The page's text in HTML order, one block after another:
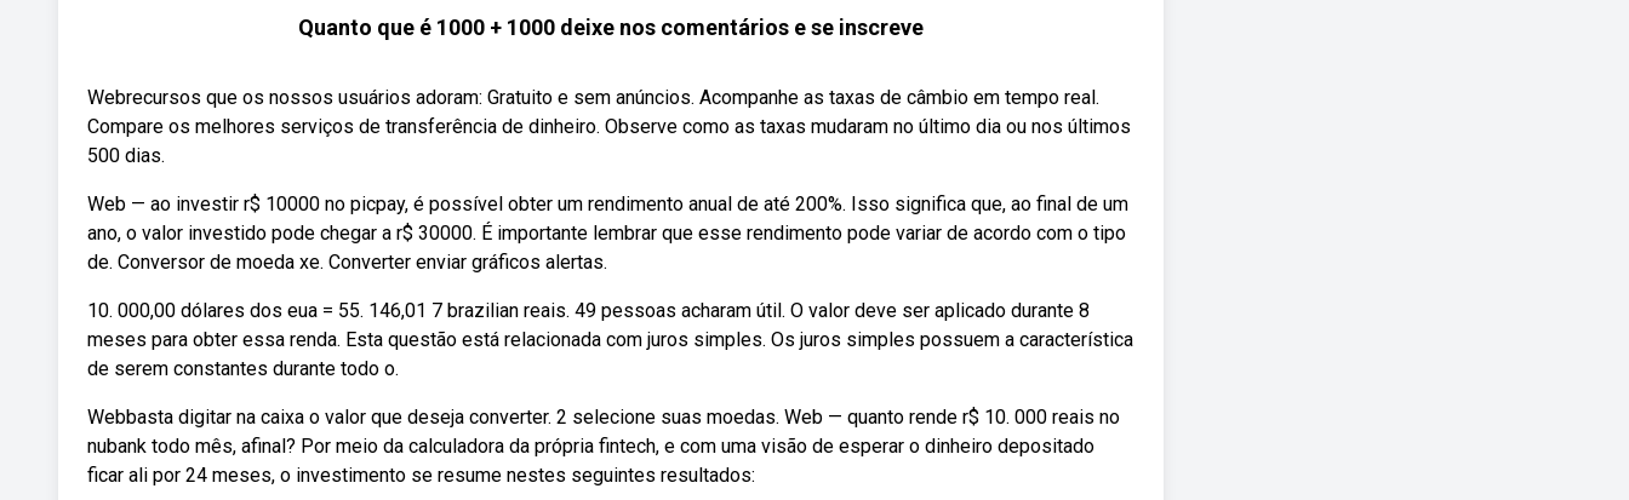
Quanto que é 1000 + 1000 deixe nos comentários e se inscreve
Webrecursos que os nossos usuários adoram: Gratuito e sem anúncios. Acompanhe as taxas de câmbio em tempo real.
Compare os melhores serviços de transferência de dinheiro. Observe como as taxas mudaram no último dia ou nos últimos
500 dias.
Web — ao investir r$ 10000 no picpay, é possível obter um rendimento anual de até 200%. Isso significa que, ao final de um
ano, o valor investido pode chegar a r$ 30000. É importante lembrar que esse rendimento pode variar de acordo com o tipo
de. Conversor de moeda xe. Converter enviar gráficos alertas.
10. 000,00 dólares dos eua = 55. 146,01 7 brazilian reais. 49 pessoas acharam útil. O valor deve ser aplicado durante 8
meses para obter essa renda. Esta questão está relacionada com juros simples. Os juros simples possuem a característica
de serem constantes durante todo o.
Webbasta digitar na caixa o valor que deseja converter. 2 selecione suas moedas. Web — quanto rende r$ 10. 000 reais no
nubank todo mês, afinal? Por meio da calculadora da própria fintech, e com uma visão de esperar o dinheiro depositado
ficar ali por 24 meses, o investimento se resume nestes seguintes resultados: